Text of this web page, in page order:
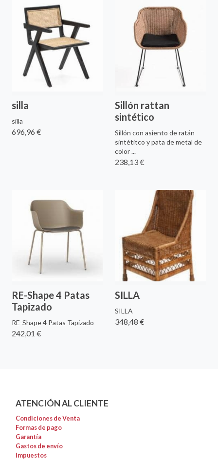
silla
silla
696,96 €
Sillón rattan
sintético
Sillón con asiento de ratán
sintétitco y pata de metal de
color ...
238,13 €
RE-Shape 4 Patas
Tapizado
RE-Shape 4 Patas Tapizado
242,01 €
SILLA
SILLA
348,48 €
ATENCIÓN AL CLIENTE
Condiciones de Venta
Formas de pago
Garantía
Gastos de envío
Impuestos